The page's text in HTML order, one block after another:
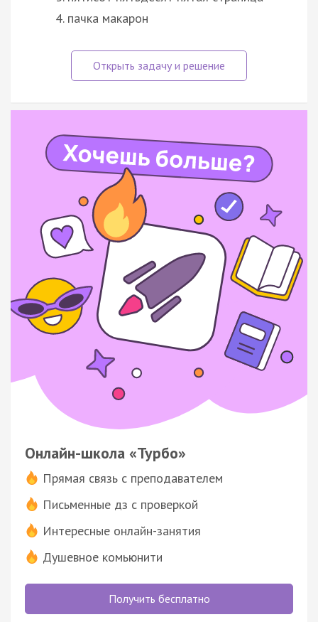
пачка макарон
Онлайн-школа «Турбо»
Прямая связь с преподавателем
Письменные дз с проверкой
Интересные онлайн-занятия
Душевное комьюнити
Получить бесплатно